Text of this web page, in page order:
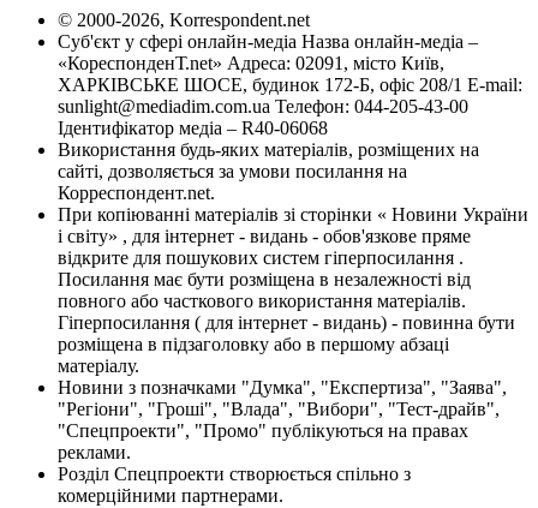
© 2000-2026, Korrespondent.net
Суб'єкт у сфері онлайн-медіа Назва онлайн-медіа –
«КореспонденТ.net» Адреса: 02091, місто Київ,
ХАРКІВСЬКЕ ШОСЕ, будинок 172-Б, офіс 208/1 E-mail:
sunlight@mediadim.com.ua Телефон: 044-205-43-00
Ідентифікатор медіа – R40-06068
Використання будь-яких матеріалів, розміщених на
сайті, дозволяється за умови посилання на
Корреспондент.net.
При копіюванні матеріалів зі сторінки « Новини України
і світу» , для інтернет - видань - обов'язкове пряме
відкрите для пошукових систем гіперпосилання .
Посилання має бути розміщена в незалежності від
повного або часткового використання матеріалів.
Гіперпосилання ( для інтернет - видань) - повинна бути
розміщена в підзаголовку або в першому абзаці
матеріалу.
Новини з позначками "Думка", "Експертиза", "Заява",
"Регіони", "Гроші", "Влада", "Вибори", "Тест-драйв",
"Спецпроекти", "Промо" публікуються на правах
реклами.
Розділ Спецпроекти створюється спільно з
комерційними партнерами.